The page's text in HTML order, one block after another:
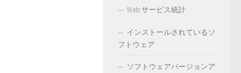
Web サービス統計
インストールされているソ
フトウェア
ソフトウェアバージョンア